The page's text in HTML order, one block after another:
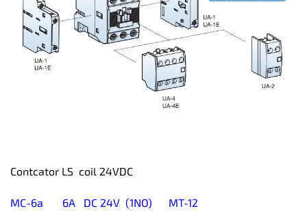
Contcator LS coil 24VDC
MC-6a 6A DC 24V (1NO) MT-12